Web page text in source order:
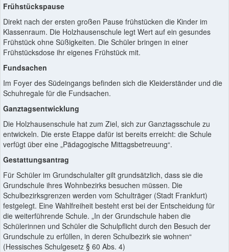
Frühstückspause
Direkt nach der ersten großen Pause frühstücken die Kinder im
Klassenraum. Die Holzhausenschule legt Wert auf ein gesundes
Frühstück ohne Süßigkeiten. Die Schüler bringen in einer
Frühstücksdose ihr eigenes Frühstück mit.
Fundsachen
Im Foyer des Südeingangs befinden sich die Kleiderständer und die
Schuhregale für die Fundsachen.
Ganztagsentwicklung
Die Holzhausenschule hat zum Ziel, sich zur Ganztagsschule zu
entwickeln. Die erste Etappe dafür ist bereits erreicht: die Schule
verfügt über eine „Pädagogische Mittagsbetreuung“.
Gestattungsantrag
Für Schüler im Grundschulalter gilt grundsätzlich, dass sie die
Grundschule ihres Wohnbezirks besuchen müssen. Die
Schulbezirksgrenzen werden vom Schulträger (Stadt Frankfurt)
festgelegt. Eine Wahlfreiheit besteht erst bei der Entscheidung für
die weiterführende Schule. „In der Grundschule haben die
Schülerinnen und Schüler die Schulpflicht durch den Besuch der
Grundschule zu erfüllen, in deren Schulbezirk sie wohnen“
(Hessisches Schulgesetz § 60 Abs. 4)